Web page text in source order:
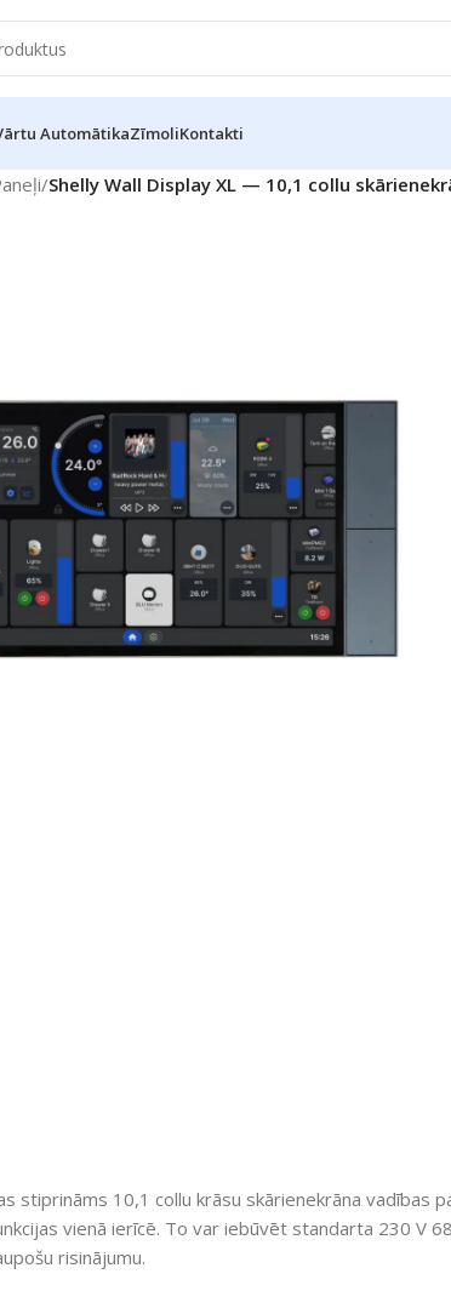
AutomātikaZīmoliKontakti
/Shelly Wall Display XL — 10,1 collu
stiprināms 10,1 collu krāsu skārienekrāna vadības
vienā ierīcē. To var iebūvēt standarta 230 V
risinājumu.